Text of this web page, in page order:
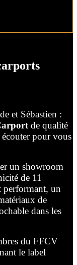
et Sébastien :
de qualité
pour vous
un showroom
de 11
performant, un
de
dans les
du FFCV
le label